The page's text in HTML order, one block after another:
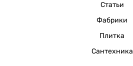
Статьи
Фабрики
Плитка
Сантехника